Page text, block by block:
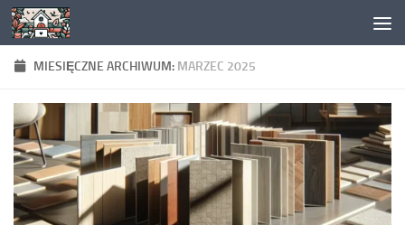
Skip to content
MIESIĘCZNE ARCHIWUM: MARZEC 2025